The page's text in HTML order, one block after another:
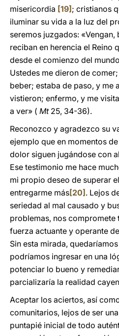
misericordia [19] ; cristianos
iluminar su vida a la luz del
seremos juzgados:
reciban en herencia el Reino
desde el comienzo del
Ustedes me dieron de
beber; estaba de paso, y me
vistieron; enfermo, y me
a ver» ( Mt25, 34-36).
Reconozco y agradezco su
ejemplo que en momentos
dolor siguen jugándose con
Ese testimonio me hace
mi propio deseo de superar
entregarme más[20] . Lejos
seriedad al mal causado y
problemas, nos compromete
fuerza actuante y operante
Sin esta mirada,
podríamos ingresar en una
potenciar lo bueno y
parcializaría la realidad
Aceptar los aciertos, así
comunitarios, lejos de ser
puntapié inicial de todo